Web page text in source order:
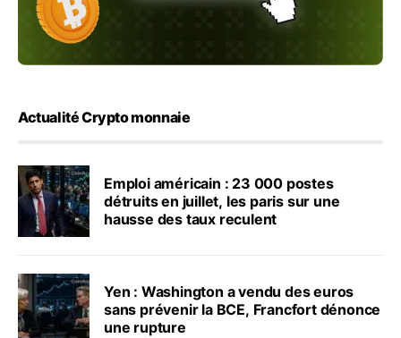
Actualité Crypto monnaie
Emploi américain : 23 000 postes
détruits en juillet, les paris sur une
hausse des taux reculent
Yen : Washington a vendu des euros
sans prévenir la BCE, Francfort dénonce
une rupture